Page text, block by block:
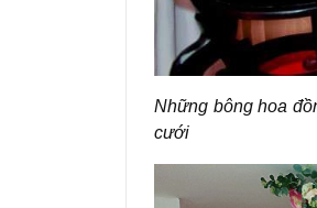
Những bông hoa
cưới